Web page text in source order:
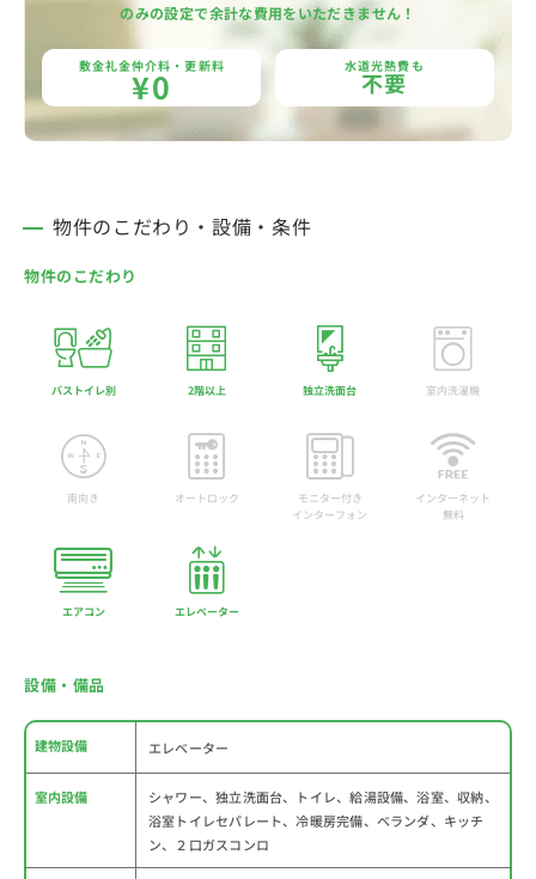
のみの設定で余計な費用をいただきません！
敷金礼金仲介料・更新料
¥0 水道光熱費も
不要
物件のこだわり・設備・条件
物件のこだわり
バストイレ別 2階以上 独立洗面台 室内洗濯機
南向き オートロック
モニター付き
インターフォン
インターネット
無料
エアコン エレベーター
設備・備品
建物設備 エレベーター
室内設備
シャワー、独立洗面台、トイレ、給湯設備、浴室、収納、
浴室トイレセパレート、冷暖房完備、ベランダ、キッチ
ン、２口ガスコンロ